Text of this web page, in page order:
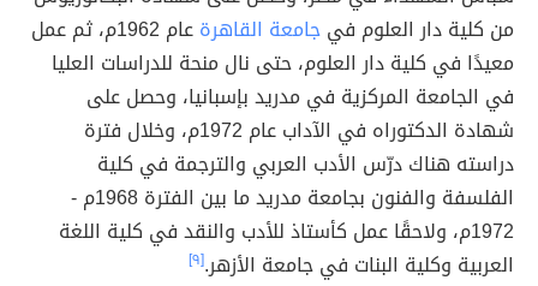
من كلية دار العلوم فيجامعة القاهرة
عام 1962م، ثم عمل
معيدًا في كلية دار العلوم، حتى نال منحة للدراسات العليا
في الجامعة المركزية في مدريد بإسبانيا، وحصل على
شهادة الدكتوراه في الآداب عام 1972م، وخلال فترة
دراسته هناك درّس الأدب العربي والترجمة في كلية
الفلسفة والفنون بجامعة مدريد ما بين الفترة 1968م -
1972م، ولاحقًا عمل كأستاذ للأدب والنقد في كلية اللغة
العربية وكلية البنات في جامعة الأزهر.[٩]